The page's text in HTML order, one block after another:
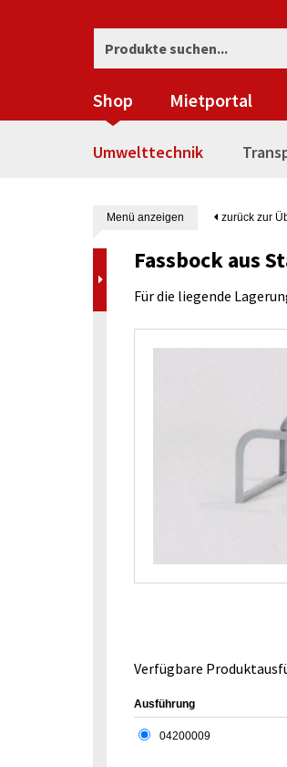
Shop Mietportal
Umwelttechnik
Menü anzeigen zurück zur
Fassbock aus
Für die liegende
Verfügbare
Ausführung
04200009